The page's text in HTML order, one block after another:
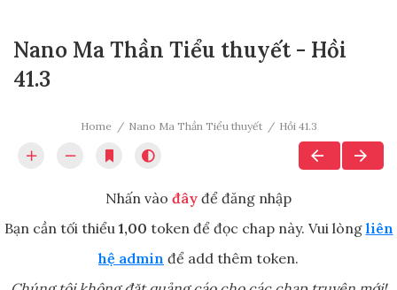
Nano Ma Thần Tiểu thuyết - Hồi
41.3
Home Nano Ma Thần Tiểu thuyết Hồi 41.3
Nhấn vào đây để đăng nhập
Bạn cần tối thiểu 1,00 token để đọc chap này. Vui lòng liên
hệ admin để add thêm token.